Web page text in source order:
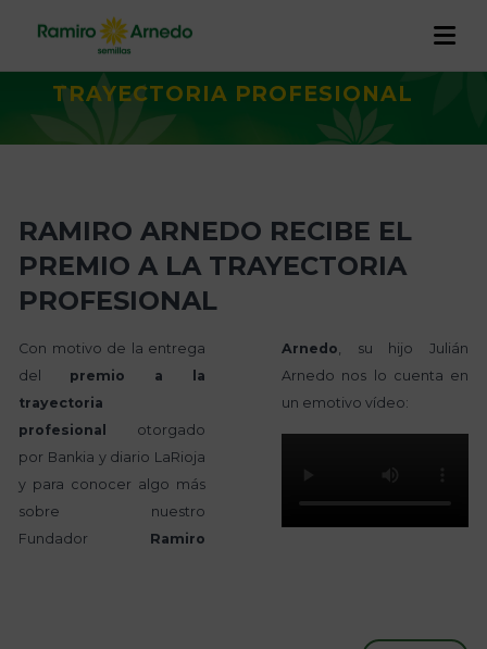
EMPRESA
Trabaja con nosotros
Proyectos
CALIDAD Y TRAZABILIDAD
RAMIRO ARNEDO EN EL MUNDO
ACTUALIDAD
CONTACTO
Inicio / Actualidad
ARNEDO RECIBE EL PREMIO A LA
TRAYECTORIA PROFESIONAL
RAMIRO ARNEDO RECIBE EL
PREMIO A LA TRAYECTORIA
PROFESIONAL
Con motivo de la entrega
del premio a la
trayectoria
profesional
otorgado
por Bankia y diario LaRioja
y para conocer algo más
sobre nuestro
Fundador Ramiro
Arnedo , su hijo Julián
Arnedo nos lo cuenta en
un emotivo vídeo: